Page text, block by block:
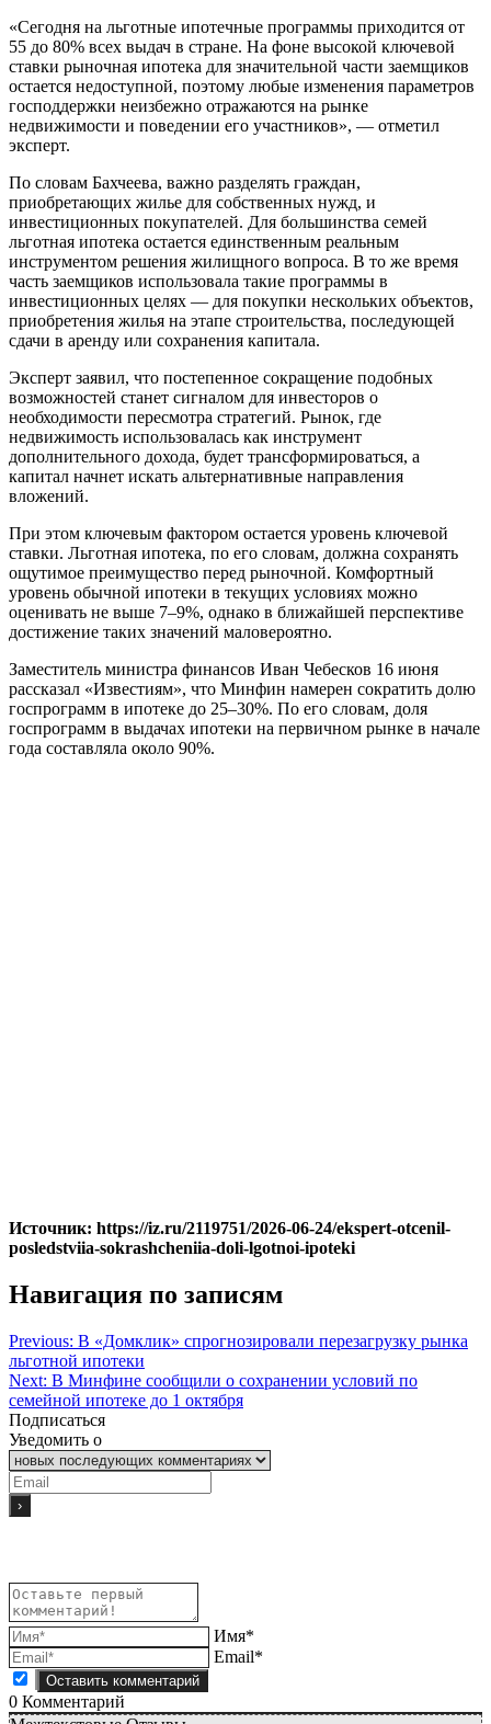
«Сегодня на льготные ипотечные программы приходится от
55 до 80% всех выдач в стране. На фоне высокой ключевой
ставки рыночная ипотека для значительной части заемщиков
остается недоступной, поэтому любые изменения параметров
господдержки неизбежно отражаются на рынке
недвижимости и поведении его участников», — отметил
эксперт.
По словам Бахчеева, важно разделять граждан,
приобретающих жилье для собственных нужд, и
инвестиционных покупателей. Для большинства семей
льготная ипотека остается единственным реальным
инструментом решения жилищного вопроса. В то же время
часть заемщиков использовала такие программы в
инвестиционных целях — для покупки нескольких объектов,
приобретения жилья на этапе строительства, последующей
сдачи в аренду или сохранения капитала.
Эксперт заявил, что постепенное сокращение подобных
возможностей станет сигналом для инвесторов о
необходимости пересмотра стратегий. Рынок, где
недвижимость использовалась как инструмент
дополнительного дохода, будет трансформироваться, а
капитал начнет искать альтернативные направления
вложений.
При этом ключевым фактором остается уровень ключевой
ставки. Льготная ипотека, по его словам, должна сохранять
ощутимое преимущество перед рыночной. Комфортный
уровень обычной ипотеки в текущих условиях можно
оценивать не выше 7–9%, однако в ближайшей перспективе
достижение таких значений маловероятно.
Заместитель министра финансов Иван Чебесков 16 июня
рассказал «Известиям», что Минфин намерен сократить долю
госпрограмм в ипотеке до 25–30%. По его словам, доля
госпрограмм в выдачах ипотеки на первичном рынке в начале
года составляла около 90%.
Источник: https://iz.ru/2119751/2026-06-24/ekspert-otcenil-
posledstviia-sokrashcheniia-doli-lgotnoi-ipoteki
Навигация по записям
Previous: В «Домклик» спрогнозировали перезагрузку рынка
льготной ипотеки
Next: В Минфине сообщили о сохранении условий по
семейной ипотеке до 1 октября
Подписаться
Уведомить о
Имя*
Email*
0 Комментарий